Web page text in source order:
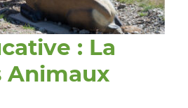
: La
Animaux